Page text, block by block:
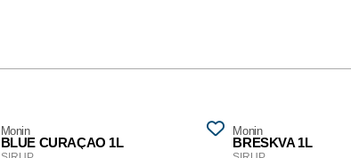
Monin
BLUE CURAÇAO 1L
Monin
BRESKVA 1L